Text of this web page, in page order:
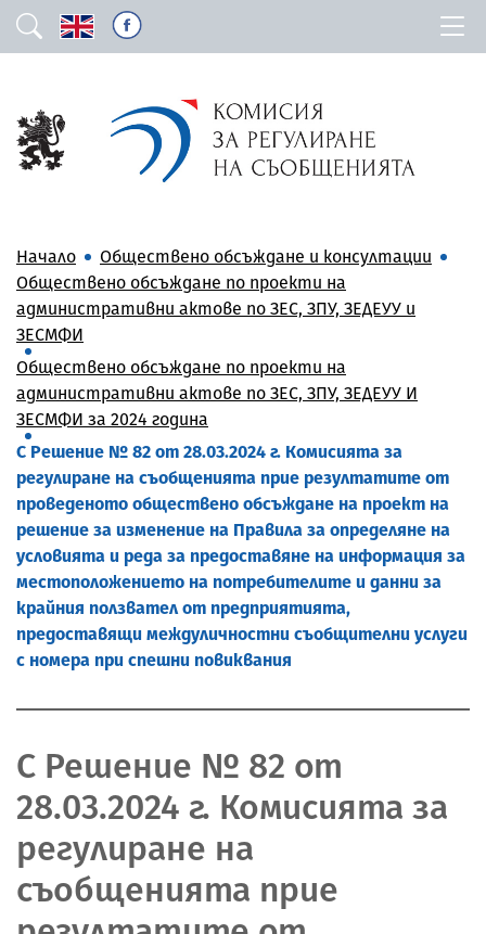
Начало
Обществено обсъждане и консултации
Обществено обсъждане по проекти на
административни актове по ЗЕС, ЗПУ, ЗЕДЕУУ и
ЗЕСМФИ
Обществено обсъждане по проекти на
административни актове по ЗЕС, ЗПУ, ЗЕДЕУУ И
ЗЕСМФИ за 2024 година
С Решение № 82 от 28.03.2024 г. Комисията за
регулиране на съобщенията прие резултатите от
проведеното обществено обсъждане на проект на
решение за изменение на Правила за определяне на
условията и реда за предоставяне на информация за
местоположението на потребителите и данни за
крайния ползвател от предприятията,
предоставящи междуличностни съобщителни услуги
с номера при спешни повиквания
С Решение № 82 от
28.03.2024 г. Комисията за
регулиране на
съобщенията прие